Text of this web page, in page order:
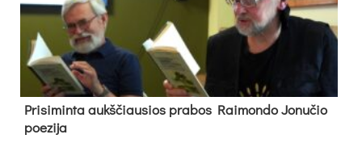
Pri­si­min­ta aukš­čiau­sios pra­bos Rai­mon­do Jo­nu­čio
poe­zi­ja